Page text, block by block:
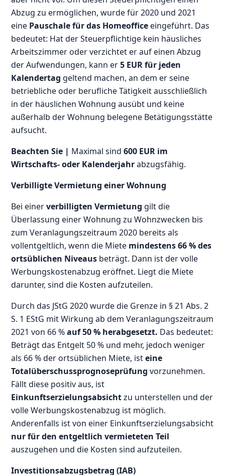
Abzug zu ermöglichen, wurde für 2020 und 2021
eine Pauschale für das Homeofficeeingeführt. Das
bedeutet: Hat der Steuerpflichtige kein häusliches
Arbeitszimmer oder verzichtet er auf einen Abzug
der Aufwendungen, kann er5 EUR für jeden
Kalendertag geltend machen, an dem er seine
betriebliche oder berufliche Tätigkeit ausschließlich
in der häuslichen Wohnung ausübt und keine
außerhalb der Wohnung belegene Betätigungsstätte
aufsucht.
Beachten Sie | Maximal sind600 EUR im
Wirtschafts- oder Kalenderjahrabzugsfähig.
Verbilligte Vermietung einer Wohnung
Bei einerverbilligten Vermietung gilt die
Überlassung einer Wohnung zu Wohnzwecken bis
zum Veranlagungszeitraum 2020 bereits als
vollentgeltlich, wenn die Miete mindestens 66 % des
ortsüblichen Niveaus beträgt. Dann ist der volle
Werbungskostenabzug eröffnet. Liegt die Miete
darunter, sind die Kosten aufzuteilen.
Durch das JStG 2020 wurde die Grenze in § 21 Abs. 2
S. 1 EStG mit Wirkung ab dem Veranlagungszeitraum
2021 von 66 %auf 50 % herabgesetzt. Das bedeutet:
Beträgt das Entgelt 50 % und mehr, jedoch weniger
als 66 % der ortsüblichen Miete, isteine
Totalüberschussprognoseprüfung vorzunehmen.
Fällt diese positiv aus, ist
Einkunftserzielungsabsichtzu unterstellen und der
volle Werbungskostenabzug ist möglich.
Anderenfalls ist von einer Einkunftserzielungsabsicht
nur für den entgeltlich vermieteten Teil
auszugehen und die Kosten sind aufzuteilen.
Investitionsabzugsbetrag (IAB)